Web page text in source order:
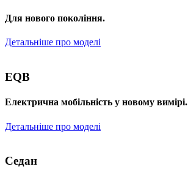
Для нового покоління.
Детальніше про моделі
EQB
Електрична мобільність у новому вимірі.
Детальніше про моделі
Седан